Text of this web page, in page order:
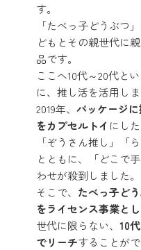
す。
「たべっ子どうぶつ
どもとその親世代に
品です。
ここへ10代～20代と
に、推し活を活用しま
2019年、 パッケージ
をカプセルトイ にし
「ぞうさん推し」「
とともに、「どこで
わせが殺到しました。
そこで、 たべっ子ど
をライセンス事業と
世代に限らない、 10
でリーチすることがで